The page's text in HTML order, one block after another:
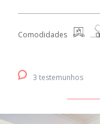
Comodidades
3 testemunhos